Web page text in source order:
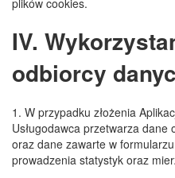
IV.
odbiorcy
1. W przypadku złożenia
Usługodawca przetwarza
oraz dane zawarte w
prowadzenia statystyk oraz